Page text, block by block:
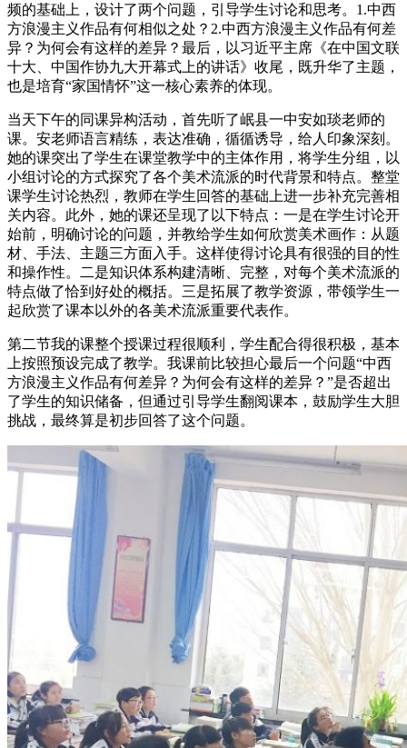
频的基础上，设计了两个问题，引导学生讨论和思考。1.中西
方浪漫主义作品有何相似之处？2.中西方浪漫主义作品有何差
异？为何会有这样的差异？最后，以习近平主席《在中国文联
十大、中国作协九大开幕式上的讲话》收尾，既升华了主题，
也是培育“家国情怀”这一核心素养的体现。
当天下午的同课异构活动，首先听了岷县一中安如琰老师的
课。安老师语言精练，表达准确，循循诱导，给人印象深刻。
她的课突出了学生在课堂教学中的主体作用，将学生分组，以
小组讨论的方式探究了各个美术流派的时代背景和特点。整堂
课学生讨论热烈，教师在学生回答的基础上进一步补充完善相
关内容。此外，她的课还呈现了以下特点：一是在学生讨论开
始前，明确讨论的问题，并教给学生如何欣赏美术画作：从题
材、手法、主题三方面入手。这样使得讨论具有很强的目的性
和操作性。二是知识体系构建清晰、完整，对每个美术流派的
特点做了恰到好处的概括。三是拓展了教学资源，带领学生一
起欣赏了课本以外的各美术流派重要代表作。
第二节我的课整个授课过程很顺利，学生配合得很积极，基本
上按照预设完成了教学。我课前比较担心最后一个问题“中西
方浪漫主义作品有何差异？为何会有这样的差异？”是否超出
了学生的知识储备，但通过引导学生翻阅课本，鼓励学生大胆
挑战，最终算是初步回答了这个问题。